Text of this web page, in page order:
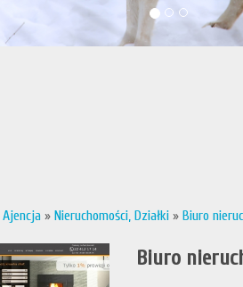
Ajencja » Nieruchomości, Działki » Biuro
Biuro